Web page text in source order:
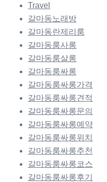
Travel
갈마동노래방
갈마동란제리룸
갈마동룸사롱
갈마동룸살롱
갈마동룸싸롱
갈마동룸싸롱가격
갈마동룸싸롱견적
갈마동룸싸롱문의
갈마동룸싸롱예약
갈마동룸싸롱위치
갈마동룸싸롱추천
갈마동룸싸롱코스
갈마동룸싸롱후기